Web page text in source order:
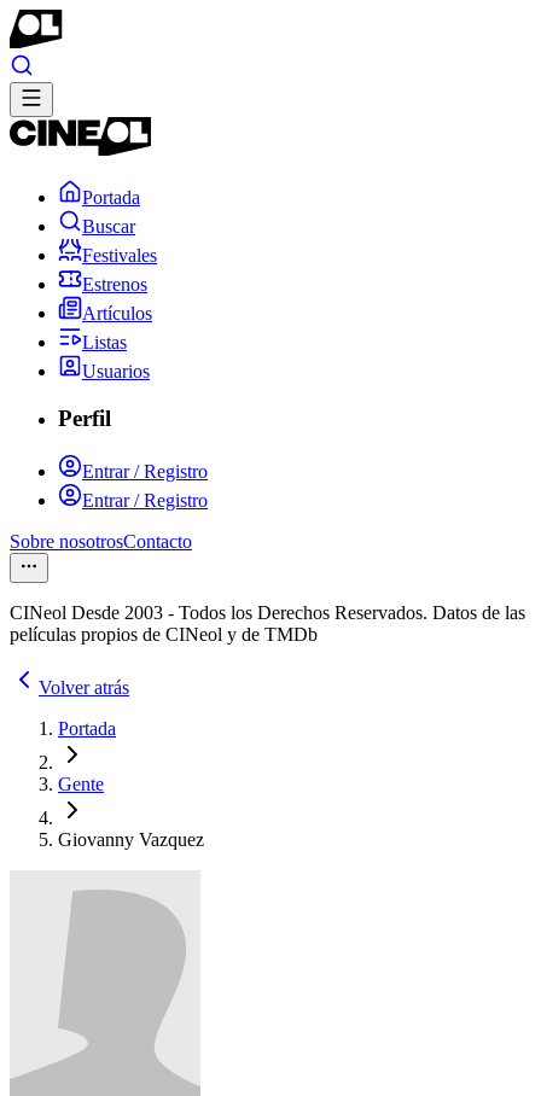
Portada
Buscar
Festivales
Estrenos
Artículos
Listas
Usuarios
Perfil
Entrar / Registro
Entrar / Registro
Sobre nosotrosContacto
CINeol Desde 2003 - Todos los Derechos Reservados. Datos de las
películas propios de CINeol y de TMDb
Volver atrás
Portada
Gente
Giovanny Vazquez